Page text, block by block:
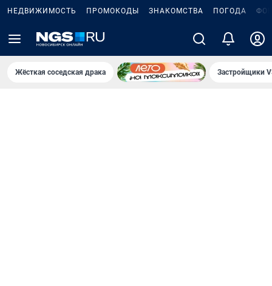
НЕДВИЖИМОСТЬ ПРОМОКОДЫ ЗНАКОМСТВА ПОГОДА
Жёсткая соседская драка Застройщики